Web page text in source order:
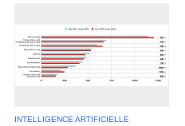
INTELLIGENCE ARTIFICIELLE